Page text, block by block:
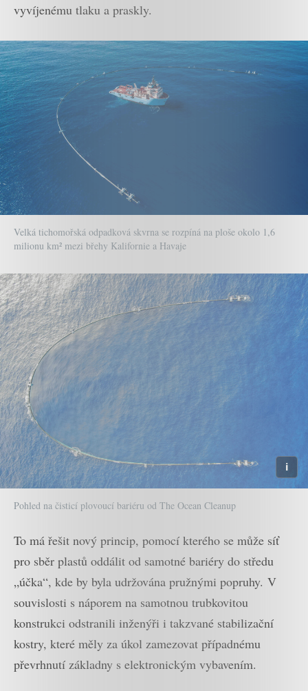
vyvíjenému tlaku a praskly.
Velká tichomořská odpadková skvrna se rozpíná na ploše okolo 1,6
milionu km² mezi břehy Kalifornie a Havaje
Pohled na čisticí plovoucí bariéru od The Ocean Cleanup
To má řešit nový princip, pomocí kterého se může síť
pro sběr plastů oddálit od samotné bariéry do středu
„účka“, kde by byla udržována pružnými popruhy. V
souvislosti s náporem na samotnou trubkovitou
konstrukci odstranili inženýři i takzvané stabilizační
kostry, které měly za úkol zamezovat případnému
převrhnutí základny s elektronickým vybavením.